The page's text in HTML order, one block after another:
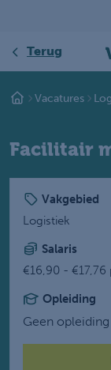
Terug
Vacatures
Facilitair
Vakgebied
Logistiek
Salaris
€16,90 - €17,76
Opleiding
Geen